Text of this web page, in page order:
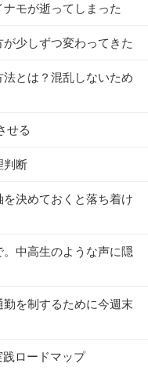
モが逝ってしまった
少しずつ変わってきた
とは？混乱しないため
せる
判断
決めておくと落ち着け
。中高生のような声に隠
を制するために今週末
ロードマップ